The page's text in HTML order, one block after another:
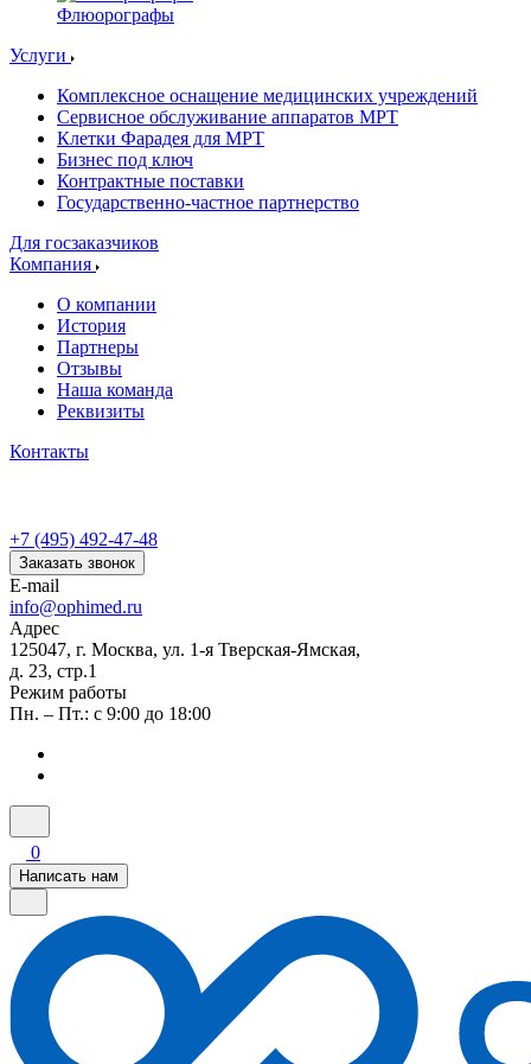
Флюорографы
Услуги
Комплексное оснащение медицинских учреждений
Сервисное обслуживание аппаратов МРТ
Клетки Фарадея для МРТ
Бизнес под ключ
Контрактные поставки
Государственно-частное партнерство
Для госзаказчиков
Компания
О компании
История
Партнеры
Отзывы
Наша команда
Реквизиты
Контакты
+7 (495) 492-47-48
Заказать звонок
E-mail
info@ophimed.ru
Адрес
125047, г. Москва, ул. 1-я Тверская-Ямская,
д. 23, стр.1
Режим работы
Пн. – Пт.: с 9:00 до 18:00
0
Написать нам